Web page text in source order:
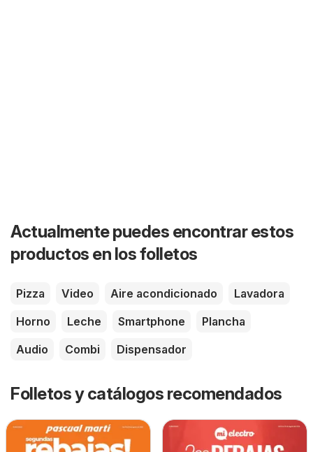
Actualmente puedes encontrar estos
productos en los folletos
Pizza Video Aire acondicionado
Lavadora
Horno
Leche Smartphone
Plancha
Audio
Combi Dispensador
Folletos y catálogos recomendados